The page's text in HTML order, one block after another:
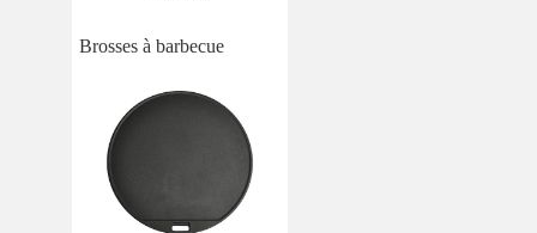
Brosses à barbecue